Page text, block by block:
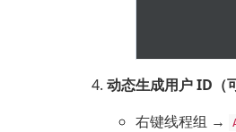
动态生成用户 ID（
右键线程组 →